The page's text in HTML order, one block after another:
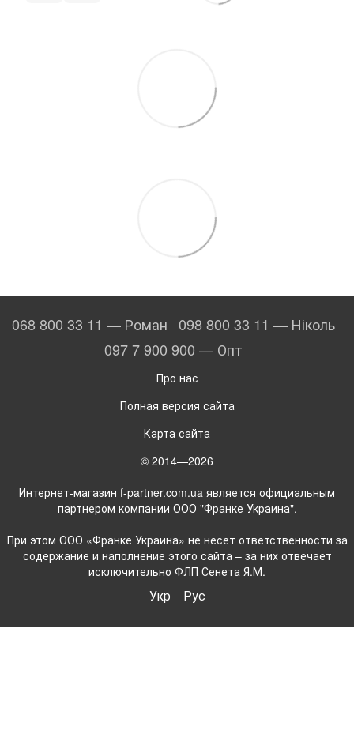
068 800 33 11 — Роман 098 800 33 11 — Ніколь
097 7 900 900 — Опт
Про нас
Полная версия сайта
Карта сайта
© 2014—2026
Интернет-магазин f-partner.com.ua является официальным
партнером компании ООО "Франке Украина".
При этом ООО «Франке Украина» не несет ответственности за
содержание и наполнение этого сайта – за них отвечает
исключительно ФЛП Сенета Я.М.
Укр Рус